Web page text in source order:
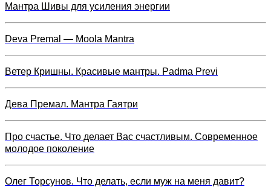
Мантра Шивы для усиления энергии
Deva Premal — Moola Mantra
Ветер Кришны. Красивые мантры. Padma Previ
Дева Премал. Мантра Гаятри
Про счастье. Что делает Вас счастливым. Современное
молодое поколение
Олег Торсунов. Что делать, если муж на меня давит?